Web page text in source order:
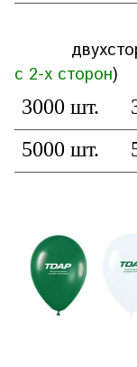
с 2-х сторон)
3000 шт.
5000 шт.